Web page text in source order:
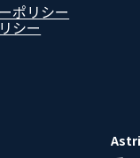
ポリシー
シー